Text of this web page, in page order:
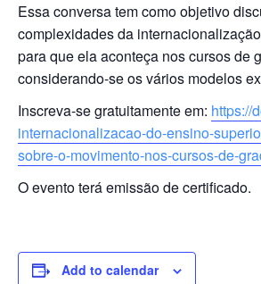
Essa conversa tem como objetivo
complexidades da
para que ela aconteça nos cursos de
considerando-se os vários modelos
Inscreva-se gratuitamente em: https://
internacionalizacao-do-ensino-
sobre-o-movimento-nos-cursos-de-
O evento terá emissão de certificado.
Add to calendar